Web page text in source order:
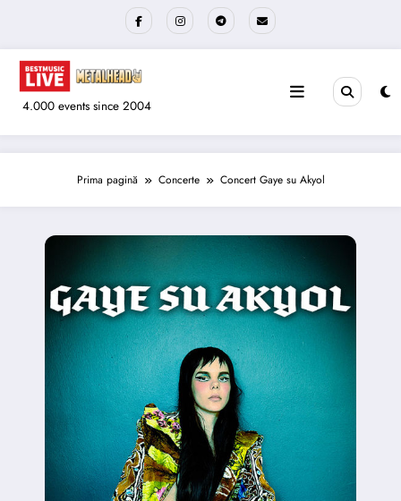
4.000 events since 2004
Prima pagină Concerte Concert Gaye su Akyol